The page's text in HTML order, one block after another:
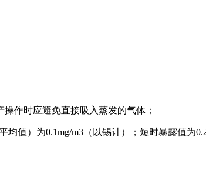
作时应避免直接吸入蒸发的气体；
均值）为0.1mg/m3 （以锡计）；短时暴露值为